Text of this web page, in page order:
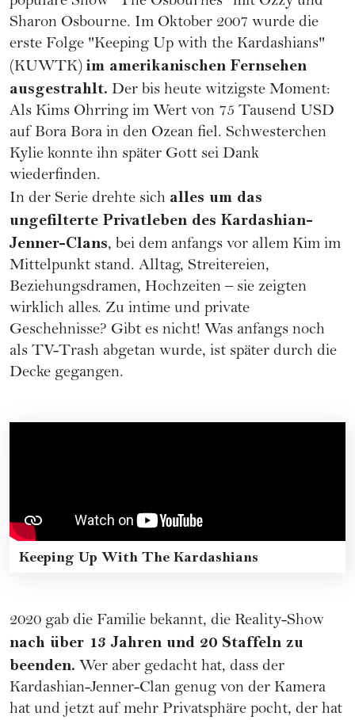
Sharon Osbourne. Im Oktober 2007 wurde die
erste Folge "Keeping Up with the Kardashians"
(KUWTK) im amerikanischen Fernsehen
ausgestrahlt. Der bis heute witzigste Moment:
Als Kims Ohrring im Wert von 75 Tausend USD
auf Bora Bora in den Ozean fiel. Schwesterchen
Kylie konnte ihn später Gott sei Dank
wiederfinden.
In der Serie drehte sich alles um das
ungefilterte Privatleben des Kardashian-
Jenner-Clans, bei dem anfangs vor allem Kim im
Mittelpunkt stand. Alltag, Streitereien,
Beziehungsdramen, Hochzeiten – sie zeigten
wirklich alles. Zu intime und private
Geschehnisse? Gibt es nicht! Was anfangs noch
als TV-Trash abgetan wurde, ist später durch die
Decke gegangen.
Keeping Up With The Kardashians
2020 gab die Familie bekannt, die Reality-Show
nach über 13 Jahren und 20 Staffeln zu
beenden. Wer aber gedacht hat, dass der
Kardashian-Jenner-Clan genug von der Kamera
hat und jetzt auf mehr Privatsphäre pocht, der hat